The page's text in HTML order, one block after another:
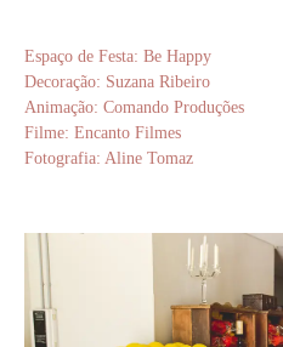
Espaço de Festa: Be Happy
Decoração: Suzana Ribeiro
Animação: Comando Produções
Filme: Encanto Filmes
Fotografia: Aline Tomaz